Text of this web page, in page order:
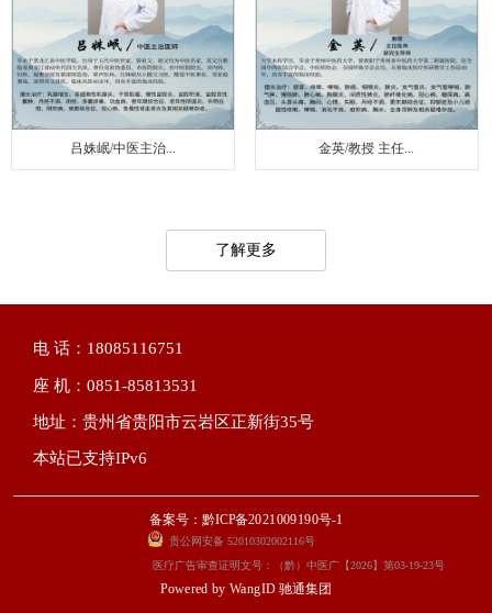
吕姝岷/中医主治... 金英/教授 主任...
了解更多
电 话：18085116751
座 机：0851-85813531
地址：贵州省贵阳市云岩区正新街35号
本站已支持IPv6
备案号：黔ICP备2021009190号-1
贵公网安备 52010302002116号
医疗广告审查证明文号：（黔）中医广【2026】第03-19-23号
Powered by WangID 驰通集团